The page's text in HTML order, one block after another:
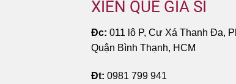
XIÊN QUE GIÁ SỈ
Đc: 011 lô P, Cư Xá Thanh Đa,
Quận Bình Thạnh, HCM
Đt: 0981 799 941